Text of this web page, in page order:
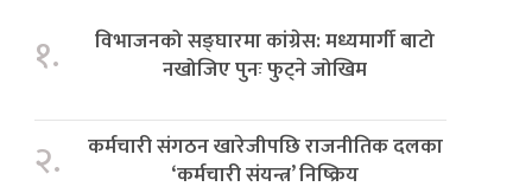
१.
विभाजनको सङ्घारमा कांग्रेस: मध्यमार्गी बाटो
नखोजिए पुनः फुट्ने जोखिम
२.
कर्मचारी संगठन खारेजीपछि राजनीतिक दलका
‘कर्मचारी संयन्त्र’ निष्क्रिय